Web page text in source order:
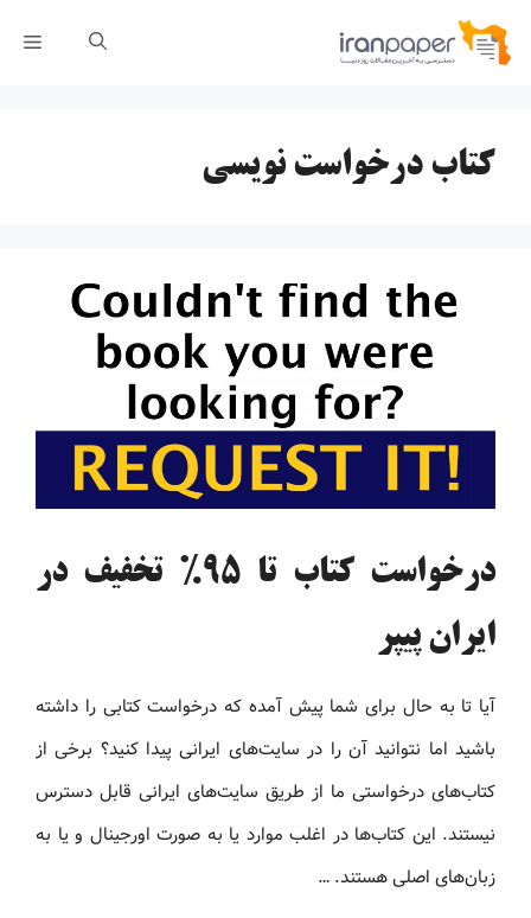
پرش
کتاب درخواست نویسی
درخواست کتاب تا 95% تخفیف در
ایران پیپر
آیا تا به حال برای شما پیش آمده که درخواست کتابی را داشته
باشید اما نتوانید آن را در سایت‌های ایرانی پیدا کنید؟ برخی از
کتاب‌های درخواستی ما از طریق سایت‌های ایرانی قابل دسترس
نیستند. این کتاب‌ها در اغلب موارد یا به صورت اورجینال و یا به
زبان‌های اصلی هستند. …